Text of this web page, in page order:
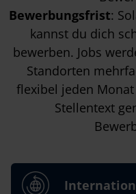
Bewerbungsfrist:
kannst du dich
bewerben. Jobs
Standorten
flexibel jeden
Stellentext